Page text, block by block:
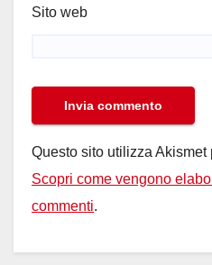
Sito web
Questo sito utilizza Akismet
Scopri come vengono
commenti.